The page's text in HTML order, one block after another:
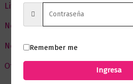
Literatura
Negocios
Novedades
Ofertas
Remember me
Ingresa